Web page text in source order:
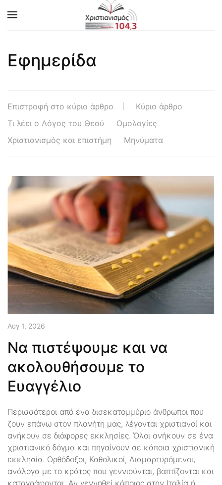
Skip to main content
Εφημερίδα
Επιστροφή στο κύριο άρθρο
Κύριο άρθρο
Τι λέει ο Λόγος του Θεού
Ομολογίες
Χριστιανισμός και επιστήμη
Μηνύματα
Αυγ 1, 2026
Να πιστέψουμε και να
ακολουθήσουμε το
Ευαγγέλιο
Περισσότεροι από ένα δισεκατομμύριο άνθρωποι που
ζουν επάνω στον πλανήτη μας, λέγονται χριστιανοί και
ανήκουν σε διάφορες εκκλησίες. Όλοι ανήκουν σε ένα
χριστιανικό δόγμα και πηγαίνουν σε κάποια χριστιανική
εκκλησία. Ορθόδοξοι, Καθολικοί, Διαμαρτυρόμενοι,
ανάλογα με το κράτος που γεννιούνται, βαπτίζονται και
καταγράφονται. Αν γεννηθεί κάποιος στην Ιταλία ή